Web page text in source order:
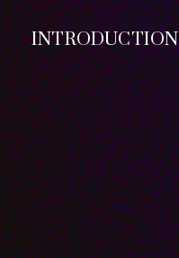
INTRODUCTION